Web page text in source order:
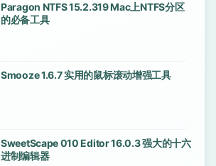
Paragon NTFS 15.2.319 Mac上NTFS分区
的必备工具
Smooze 1.6.7 实用的鼠标滚动增强工具
SweetScape 010 Editor 16.0.3 强大的十六
进制编辑器